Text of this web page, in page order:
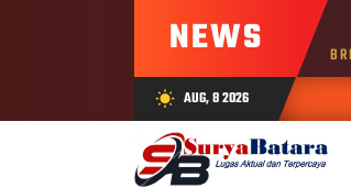
NEWS
wb_sunny AUG, 8 2026